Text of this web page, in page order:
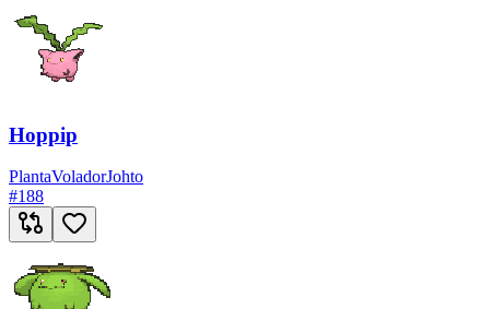
Hoppip
PlantaVoladorJohto
#188